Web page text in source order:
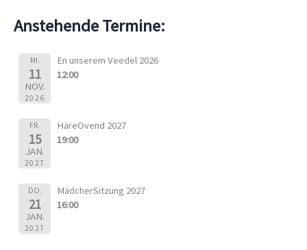
Anstehende Termine:
MI.
11
NOV.
2026
En unserem Veedel 2026
12:00
FR.
15
JAN.
2027
HäreOvend 2027
19:00
DO.
21
JAN.
2027
MädcherSitzung 2027
16:00